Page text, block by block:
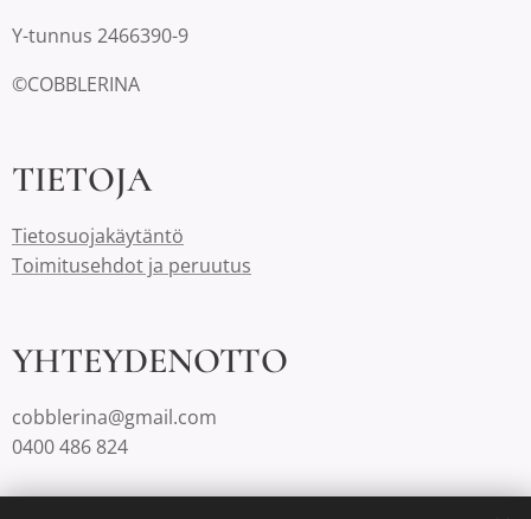
Y-tunnus 2466390-9
©COBBLERINA
TIETOJA
Tietosuojakäytäntö
Toimitusehdot ja peruutus
YHTEYDENOTTO
cobblerina@gmail.com
0400 486 824